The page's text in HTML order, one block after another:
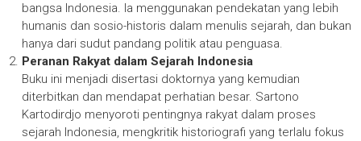
bangsa Indonesia. Ia menggunakan pendekatan yang lebih
humanis dan sosio-historis dalam menulis sejarah, dan bukan
hanya dari sudut pandang politik atau penguasa.
Peranan Rakyat dalam Sejarah Indonesia
Buku ini menjadi disertasi doktornya yang kemudian
diterbitkan dan mendapat perhatian besar. Sartono
Kartodirdjo menyoroti pentingnya rakyat dalam proses
sejarah Indonesia, mengkritik historiografi yang terlalu fokus